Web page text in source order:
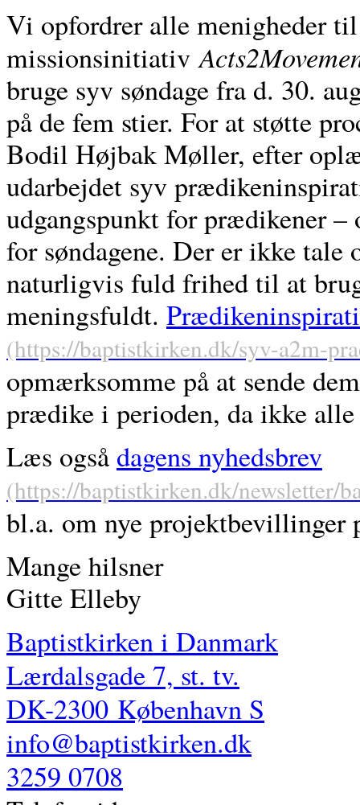
Vi opfordrer alle menigheder
missionsinitiativ
bruge syv søndage fra d. 30.
på de fem stier. For at støtte
Bodil Højbak Møller, efter
udarbejdet syv
udgangspunkt for prædikener –
for søndagene. Der er ikke
naturligvis fuld frihed til at
meningsfuldt.
opmærksomme på at sende
prædike i perioden, da ikke alle
Læs også dagens nyhedsbrev
bl.a. om nye projektbevillinger
Mange hilsner
Gitte Elleby
Baptistkirken i Danmark
Lærdalsgade 7, st. tv.
DK-2300 København S
info@baptistkirken.dk
3259 0708